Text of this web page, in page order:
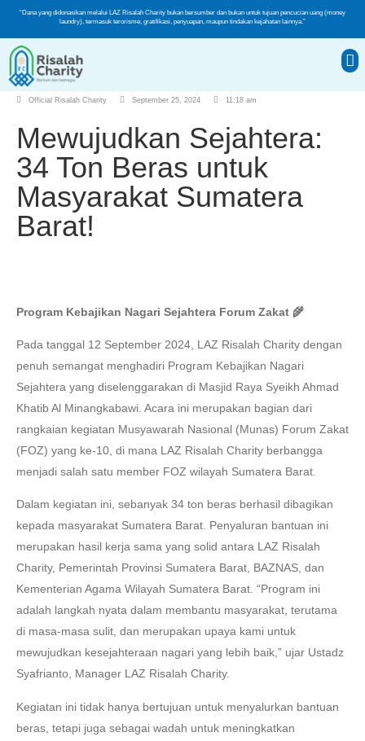
“Dana yang didonasikan melalui LAZ Risalah Charity bukan bersumber dan bukan untuk tujuan pencucian uang (money
laundry), termasuk terorisme, gratifikasi, penyuapan, maupun tindakan kejahatan lainnya.”
Official Risalah Charity September 25, 2024 11:18 am
Mewujudkan Sejahtera:
34 Ton Beras untuk
Masyarakat Sumatera
Barat!
Program Kebajikan Nagari Sejahtera Forum Zakat 🌾
Pada tanggal 12 September 2024, LAZ Risalah Charity dengan
penuh semangat menghadiri Program Kebajikan Nagari
Sejahtera yang diselenggarakan di Masjid Raya Syeikh Ahmad
Khatib Al Minangkabawi. Acara ini merupakan bagian dari
rangkaian kegiatan Musyawarah Nasional (Munas) Forum Zakat
(FOZ) yang ke-10, di mana LAZ Risalah Charity berbangga
menjadi salah satu member FOZ wilayah Sumatera Barat.
Dalam kegiatan ini, sebanyak 34 ton beras berhasil dibagikan
kepada masyarakat Sumatera Barat. Penyaluran bantuan ini
merupakan hasil kerja sama yang solid antara LAZ Risalah
Charity, Pemerintah Provinsi Sumatera Barat, BAZNAS, dan
Kementerian Agama Wilayah Sumatera Barat. “Program ini
adalah langkah nyata dalam membantu masyarakat, terutama
di masa-masa sulit, dan merupakan upaya kami untuk
mewujudkan kesejahteraan nagari yang lebih baik,” ujar Ustadz
Syafrianto, Manager LAZ Risalah Charity.
Kegiatan ini tidak hanya bertujuan untuk menyalurkan bantuan
beras, tetapi juga sebagai wadah untuk meningkatkan